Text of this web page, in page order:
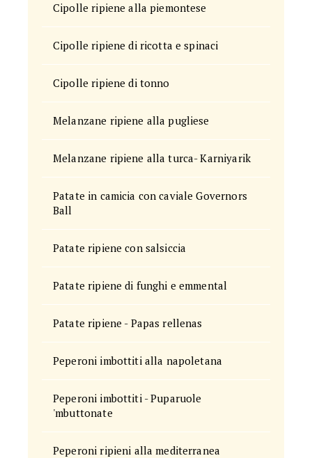
Cipolle ripiene alla piemontese
Cipolle ripiene di ricotta e spinaci
Cipolle ripiene di tonno
Melanzane ripiene alla pugliese
Melanzane ripiene alla turca- Karniyarik
Patate in camicia con caviale Governors
Ball
Patate ripiene con salsiccia
Patate ripiene di funghi e emmental
Patate ripiene - Papas rellenas
Peperoni imbottiti alla napoletana
Peperoni imbottiti - Puparuole
'mbuttonate
Peperoni ripieni alla mediterranea